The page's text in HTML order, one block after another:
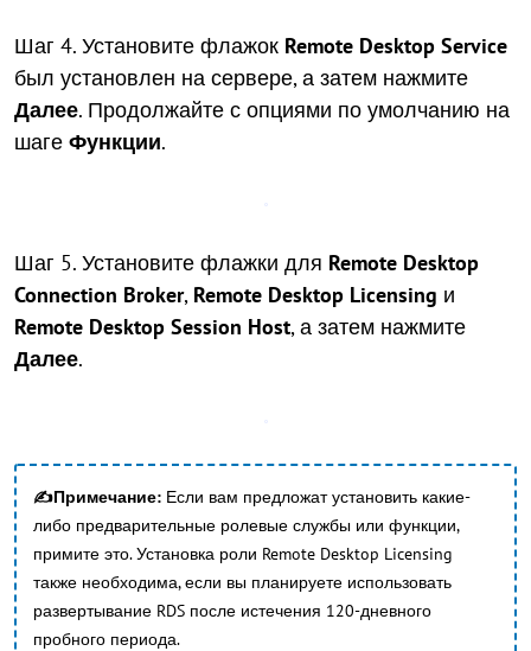
Шаг 4. Установите флажок Remote Desktop Service
был установлен на сервере, а затем нажмите
Далее. Продолжайте с опциями по умолчанию на
шаге Функции.
Шаг 5. Установите флажки для Remote Desktop
Connection Broker, Remote Desktop Licensing и
Remote Desktop Session Host, а затем нажмите
Далее.
✍Примечание: Если вам предложат установить какие-
либо предварительные ролевые службы или функции,
примите это. Установка роли Remote Desktop Licensing
также необходима, если вы планируете использовать
развертывание RDS после истечения 120-дневного
пробного периода.